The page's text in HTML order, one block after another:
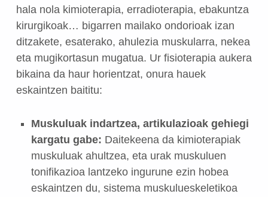
hala nola kimioterapia, erradioterapia, ebakuntza
kirurgikoak… bigarren mailako ondorioak izan
ditzakete, esaterako, ahulezia muskularra, nekea
eta mugikortasun mugatua. Ur fisioterapia aukera
bikaina da haur horientzat, onura hauek
eskaintzen baititu:
Muskuluak indartzea, artikulazioak gehiegi
kargatu gabe: Daitekeena da kimioterapiak
muskuluak ahultzea, eta urak muskuluen
tonifikazioa lantzeko ingurune ezin hobea
eskaintzen du, sistema muskulueskeletikoa